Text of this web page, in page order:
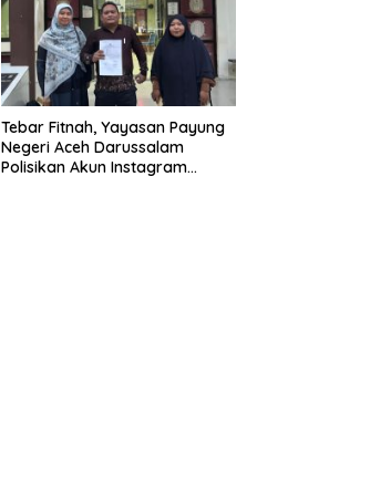
Tebar Fitnah, Yayasan Payung
Negeri Aceh Darussalam
Polisikan Akun Instagram